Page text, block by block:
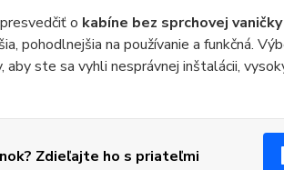
o kabíne bez sprchovej vaničky
pohodlnejšia na používanie a funkčná.
aby ste sa vyhli nesprávnej inštalácii,
Zdieľajte ho s priateľmi